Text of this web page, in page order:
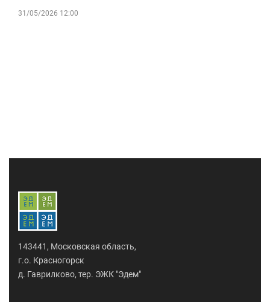
31/05/2026 12:00
143441, Московская область,
г.о. Красногорск
д. Гаврилково, тер. ЭЖК "Эдем"